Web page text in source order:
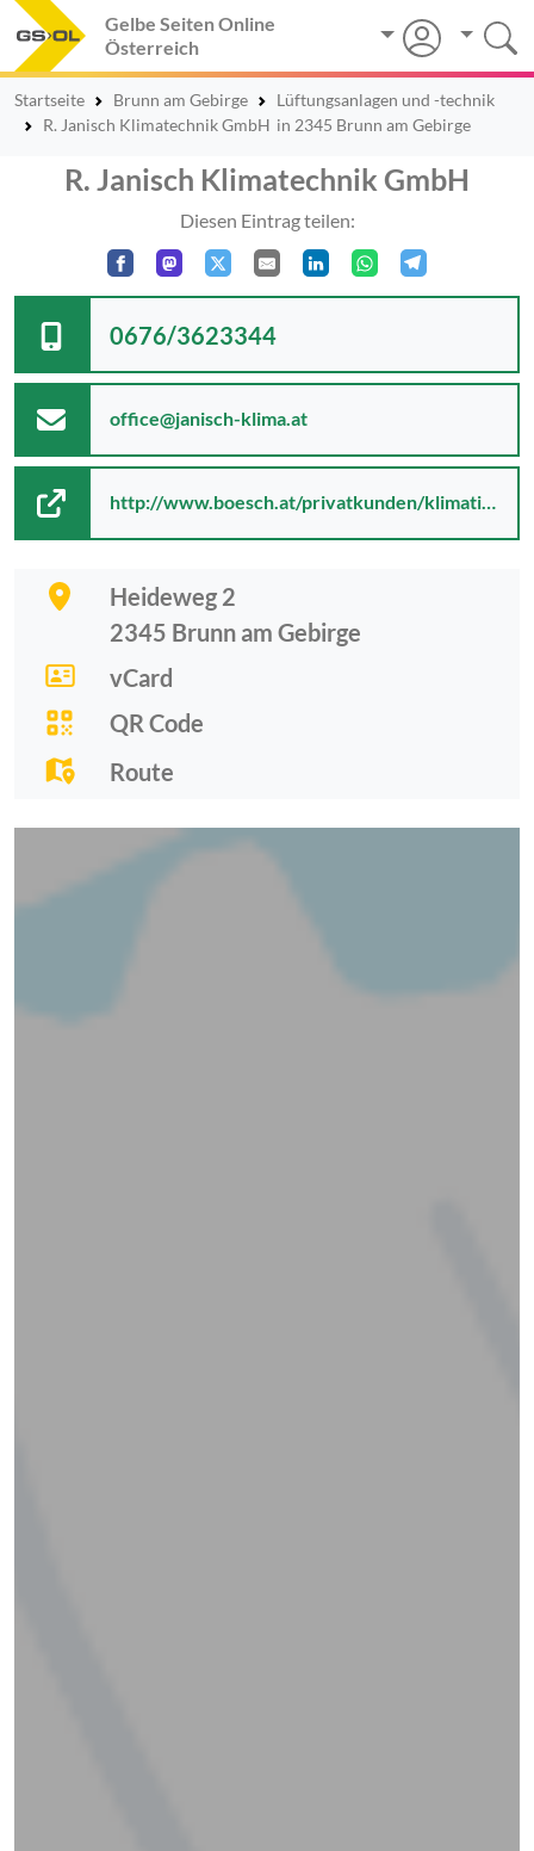
Gelbe Seiten Online
Österreich
Startseite Brunn am Gebirge
Lüftungsanlagen und -technik
R. Janisch Klimatechnik GmbH in 2345 Brunn am Gebirge
R. Janisch Klimatechnik GmbH
Diesen Eintrag teilen:
Heideweg 2
2345 Brunn am Gebirge
vCard
QR Code
Route
0676/3623344
office@janisch-klima.at
http://www.boesch.at/privatkunden/klimatisieren